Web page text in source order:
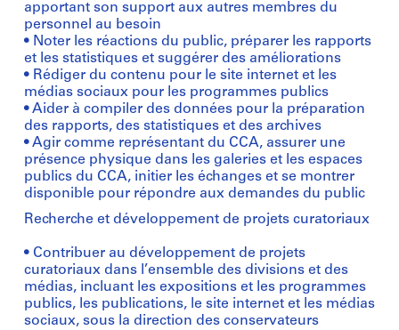
apportant son support aux autres membres du
personnel au besoin
• Noter les réactions du public, préparer les rapports
et les statistiques et suggérer des améliorations
• Rédiger du contenu pour le site internet et les
médias sociaux pour les programmes publics
• Aider à compiler des données pour la préparation
des rapports, des statistiques et des archives
• Agir comme représentant du CCA, assurer une
présence physique dans les galeries et les espaces
publics du CCA, initier les échanges et se montrer
disponible pour répondre aux demandes du public
Recherche et développement de projets curatoriaux
• Contribuer au développement de projets
curatoriaux dans l’ensemble des divisions et des
médias, incluant les expositions et les programmes
publics, les publications, le site internet et les médias
sociaux, sous la direction des conservateurs